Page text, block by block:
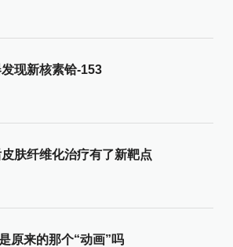
现新核素铪-153
肤纤维化治疗有了新靶点
原来的那个“动画”吗